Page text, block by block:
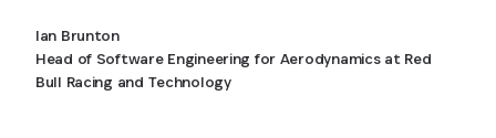
Ian Brunton
Head of Software Engineering for Aerodynamics at Red
Bull Racing and Technology